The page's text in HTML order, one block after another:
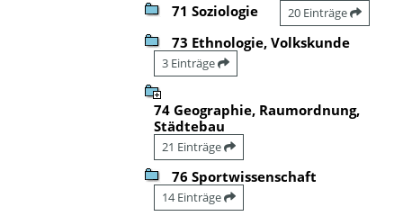
71 Soziologie 20 Einträge
73 Ethnologie, Volkskunde
3 Einträge
74 Geographie, Raumordnung,
Städtebau
21 Einträge
76 Sportwissenschaft
14 Einträge